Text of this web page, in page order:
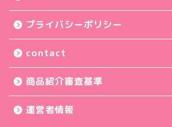
プライバシーポリシー
contact
商品紹介審査基準
運営者情報